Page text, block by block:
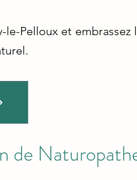
Pelloux et embrassez
de